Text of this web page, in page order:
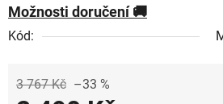
Možnosti doručení
Kód:
3 767 Kč –33 %